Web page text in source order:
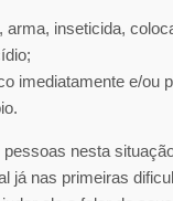
inseticida,
imediatamente e/ou
nesta
já nas primeiras